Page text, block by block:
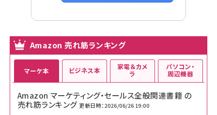
Amazon 売れ筋ランキング
マーケ本
Amazon マーケティング・セールス全般関連書籍 の
売れ筋ランキング 更新日時：2026/06/26 19:00
ビジネス本 家電＆カメ
ラ
パソコン・
周辺機器